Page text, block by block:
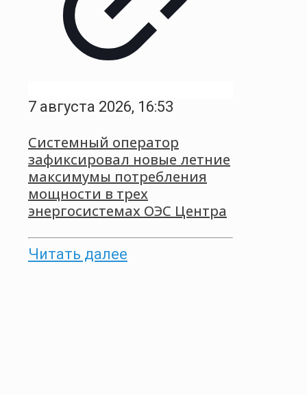
7 августа 2026, 16:53
Системный оператор
зафиксировал новые летние
максимумы потребления
мощности в трех
энергосистемах ОЭС Центра
Читать далее